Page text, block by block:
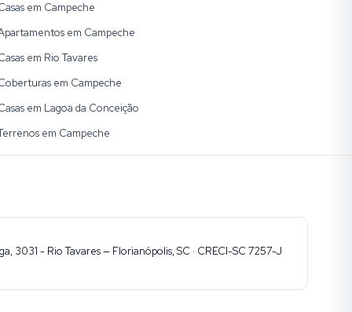
em Campeche
em Campeche
em Rio Tavares
em Campeche
em Lagoa da Conceição
em Campeche
3031 - Rio Tavares — Florianópolis, SC · CRECI-SC 7257-J